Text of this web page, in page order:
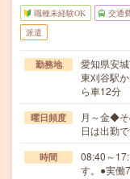
職種未経験OK 交通
派遣
勤務地
愛知県安
東刈谷駅
ら車12分
曜日頻度
月～金◆
日は出勤
時間
08:40～
す。●実働